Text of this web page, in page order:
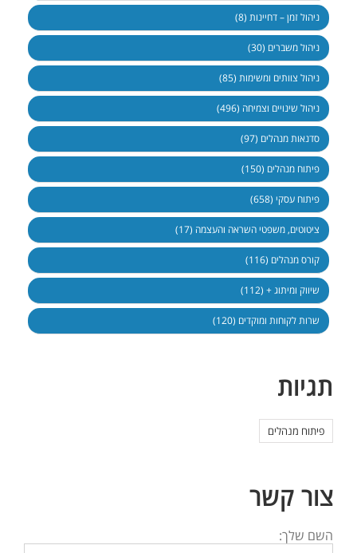
ניהול זמן – דחיינות (8)
ניהול משברים (30)
ניהול צוותים ומשימות (85)
ניהול שינויים וצמיחה (496)
סדנאות מנהלים (97)
פיתוח מנהלים (150)
פיתוח עסקי (658)
ציטוטים, משפטי השראה והעצמה (17)
קורס מנהלים (116)
שיווק ומיתוג + (112)
שרות לקוחות ומוקדים (120)
תגיות
פיתוח מנהלים
צור קשר
השם שלך: